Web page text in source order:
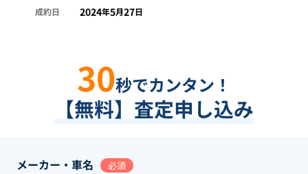
成約日
2024年5月27日
30秒でカンタン！
【無料】査定申し込み
メーカー・車名 必須